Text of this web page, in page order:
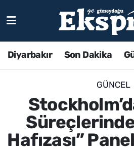
Diyarbakır Son Dakika
GÜNCEL
Süreçlerinde
Hafızası”